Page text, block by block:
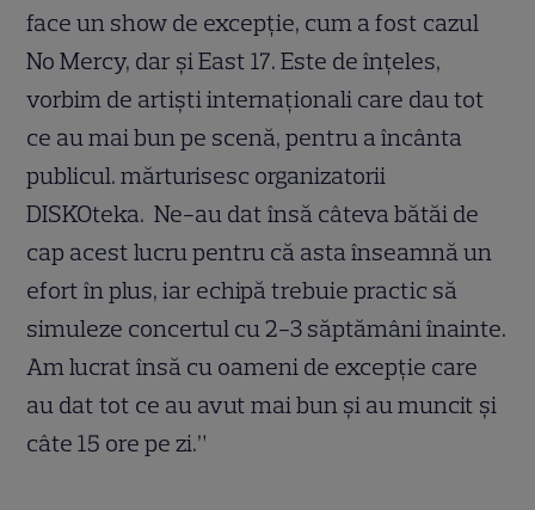
face un show de excepție, cum a fost cazul
No Mercy, dar și East 17. Este de înțeles,
vorbim de artiști internaționali care dau tot
ce au mai bun pe scenă, pentru a încânta
publicul. mărturisesc organizatorii
DISKOteka. Ne-au dat însă câteva bătăi de
cap acest lucru pentru că asta înseamnă un
efort în plus, iar echipă trebuie practic să
simuleze concertul cu 2-3 săptămâni înainte.
Am lucrat însă cu oameni de excepție care
au dat tot ce au avut mai bun și au muncit și
câte 15 ore pe zi.”